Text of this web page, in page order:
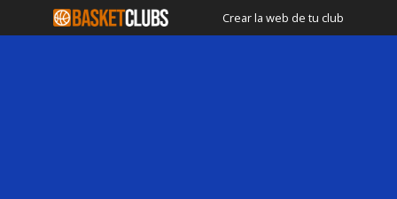
Crear la web de tu club